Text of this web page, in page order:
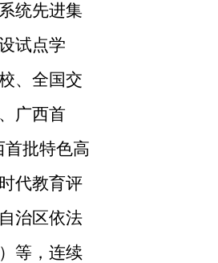
统先进集
试点学
、全国交
广西首
首批特色高
代教育评
治区依法
等，连续